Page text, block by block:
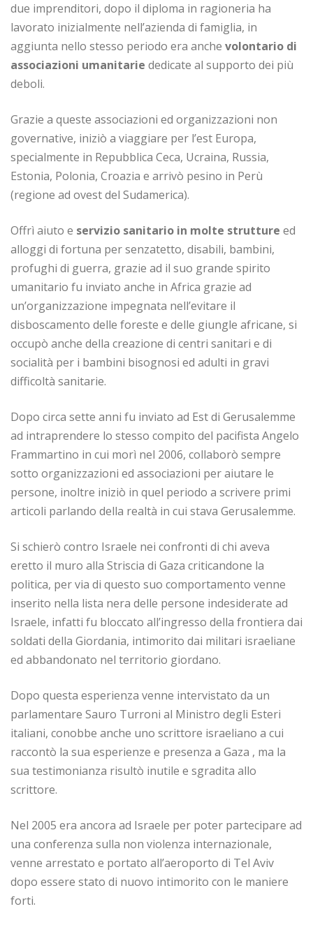
due imprenditori, dopo il diploma in ragioneria ha
lavorato inizialmente nell’azienda di famiglia, in
aggiunta nello stesso periodo era anche volontario di
associazioni umanitarie dedicate al supporto dei più
deboli.
Grazie a queste associazioni ed organizzazioni non
governative, iniziò a viaggiare per l’est Europa,
specialmente in Repubblica Ceca, Ucraina, Russia,
Estonia, Polonia, Croazia e arrivò pesino in Perù
(regione ad ovest del Sudamerica).
Offrì aiuto e servizio sanitario in molte strutture ed
alloggi di fortuna per senzatetto, disabili, bambini,
profughi di guerra, grazie ad il suo grande spirito
umanitario fu inviato anche in Africa grazie ad
un’organizzazione impegnata nell’evitare il
disboscamento delle foreste e delle giungle africane, si
occupò anche della creazione di centri sanitari e di
socialità per i bambini bisognosi ed adulti in gravi
difficoltà sanitarie.
Dopo circa sette anni fu inviato ad Est di Gerusalemme
ad intraprendere lo stesso compito del pacifista Angelo
Frammartino in cui morì nel 2006, collaborò sempre
sotto organizzazioni ed associazioni per aiutare le
persone, inoltre iniziò in quel periodo a scrivere primi
articoli parlando della realtà in cui stava Gerusalemme.
Si schierò contro Israele nei confronti di chi aveva
eretto il muro alla Striscia di Gaza criticandone la
politica, per via di questo suo comportamento venne
inserito nella lista nera delle persone indesiderate ad
Israele, infatti fu bloccato all’ingresso della frontiera dai
soldati della Giordania, intimorito dai militari israeliane
ed abbandonato nel territorio giordano.
Dopo questa esperienza venne intervistato da un
parlamentare Sauro Turroni al Ministro degli Esteri
italiani, conobbe anche uno scrittore israeliano a cui
raccontò la sua esperienze e presenza a Gaza , ma la
sua testimonianza risultò inutile e sgradita allo
scrittore.
Nel 2005 era ancora ad Israele per poter partecipare ad
una conferenza sulla non violenza internazionale,
venne arrestato e portato all’aeroporto di Tel Aviv
dopo essere stato di nuovo intimorito con le maniere
forti.